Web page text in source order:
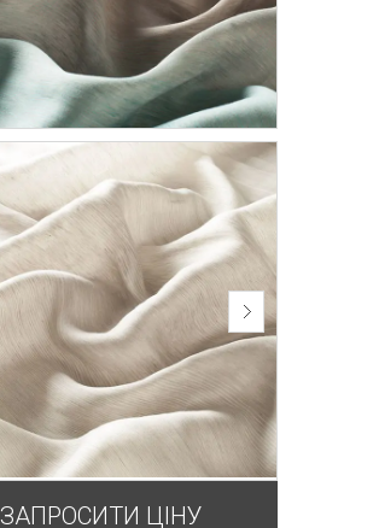
ЗАПРОСИТИ ЦІНУ